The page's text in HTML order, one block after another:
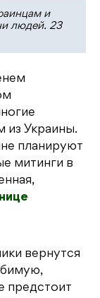
и
людей. 23
из Украины.
планируют
митинги в
вернутся
предстоит